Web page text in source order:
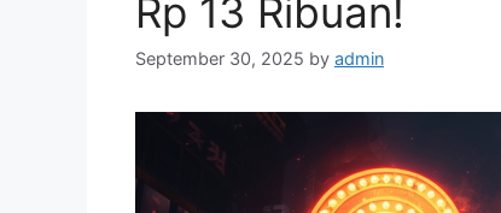
Rp 13 Ribuan!
September 30, 2025 by admin